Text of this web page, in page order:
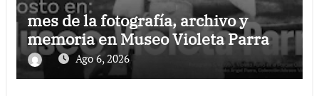
mes de la fotografía, archivo y
memoria en Museo Violeta Parra
Ago 6, 2026